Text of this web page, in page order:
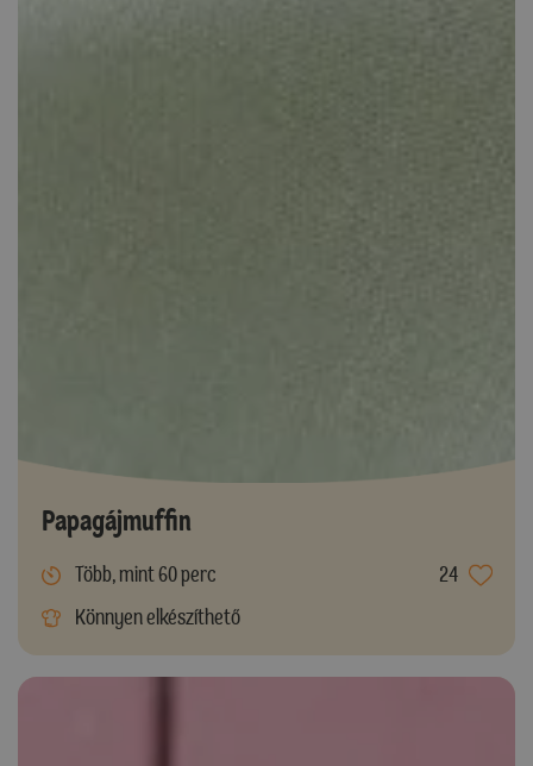
Papagájmuffin
Több, mint 60 perc
24
Könnyen elkészíthető